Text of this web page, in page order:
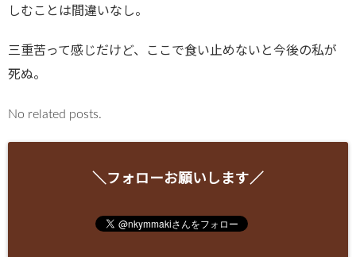
しむことは間違いなし。
三重苦って感じだけど、ここで食い止めないと今後の私が
死ぬ。
No related posts.
＼フォローお願いします／